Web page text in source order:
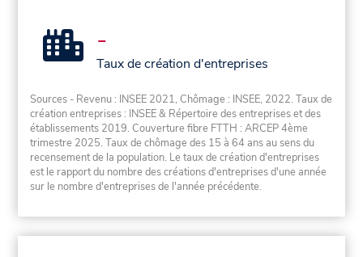
-
Taux de création d'entreprises
Sources - Revenu : INSEE 2021, Chômage : INSEE, 2022. Taux de
création entreprises : INSEE & Répertoire des entreprises et des
établissements 2019. Couverture fibre FTTH : ARCEP 4ème
trimestre 2025. Taux de chômage des 15 à 64 ans au sens du
recensement de la population. Le taux de création d'entreprises
est le rapport du nombre des créations d'entreprises d'une année
sur le nombre d'entreprises de l'année précédente.